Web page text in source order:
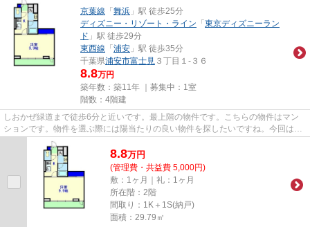
京葉線 「 舞浜 」駅 徒歩25分
ディズニー・リゾート・ライン 「 東京ディズニーラン
ド 」駅 徒歩29分
東西線 「 浦安 」駅 徒歩35分
千葉県浦安市富士見 ３丁目１-３６
8.8万円
築年数：築11年 ｜募集中： 1室
階数：4階建
しおかぜ緑道まで徒歩6分と近いです。最上階の物件です。こちらの物件はマン
ションです。物件を選ぶ際には陽当たりの良い物件を探したいですね。今回はそ
んな物件をご用意致しました。...
8.8万円
(管理費・共益費 5,000円)
敷：1ヶ月｜礼：1ヶ月
所在階：2階
間取り：1K＋1S(納戸)
面積：29.79㎡